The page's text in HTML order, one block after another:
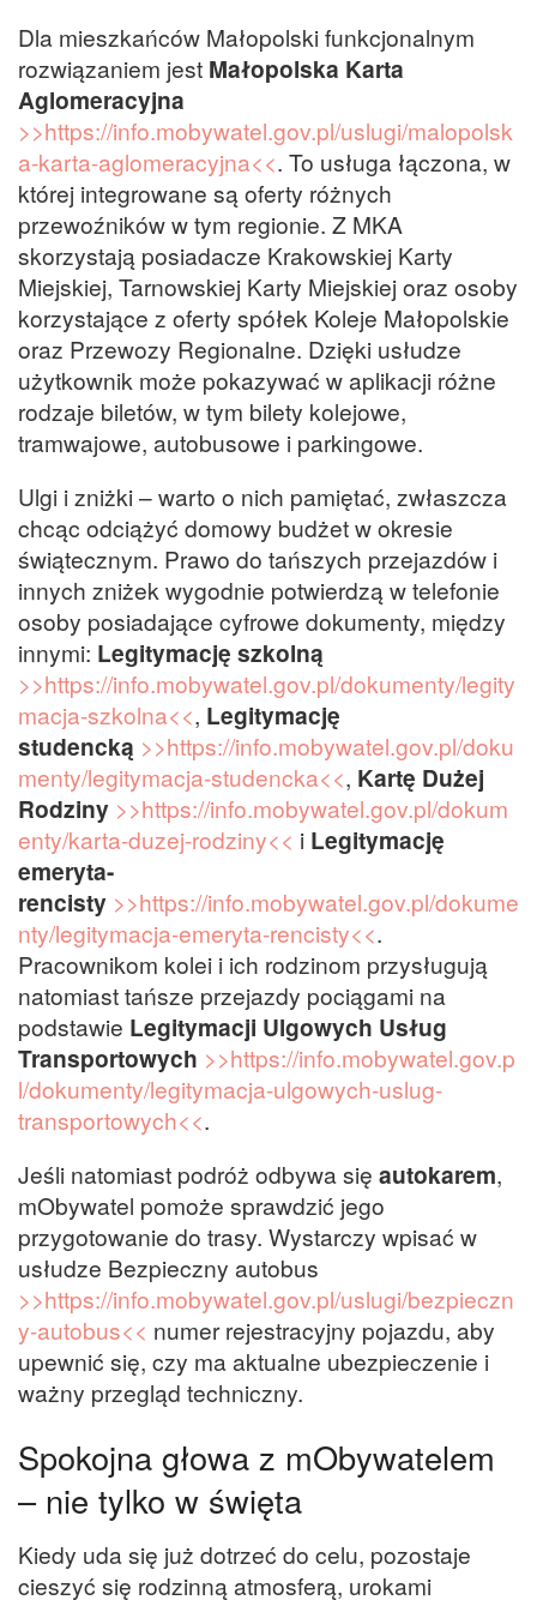
Dla mieszkańców Małopolski funkcjonalnym
rozwiązaniem jest Małopolska Karta
Aglomeracyjna
>>https://info.mobywatel.gov.pl/uslugi/malopolsk
a-karta-aglomeracyjna<<. To usługa łączona, w
której integrowane są oferty różnych
przewoźników w tym regionie. Z MKA
skorzystają posiadacze Krakowskiej Karty
Miejskiej, Tarnowskiej Karty Miejskiej oraz osoby
korzystające z oferty spółek Koleje Małopolskie
oraz Przewozy Regionalne. Dzięki usłudze
użytkownik może pokazywać w aplikacji różne
rodzaje biletów, w tym bilety kolejowe,
tramwajowe, autobusowe i parkingowe.
Ulgi i zniżki – warto o nich pamiętać, zwłaszcza
chcąc odciążyć domowy budżet w okresie
świątecznym. Prawo do tańszych przejazdów i
innych zniżek wygodnie potwierdzą w telefonie
osoby posiadające cyfrowe dokumenty, między
innymi: Legitymację szkolną
>>https://info.mobywatel.gov.pl/dokumenty/legity
macja-szkolna<<, Legitymację
studencką >>https://info.mobywatel.gov.pl/doku
menty/legitymacja-studencka<<, Kartę Dużej
Rodziny >>https://info.mobywatel.gov.pl/dokum
enty/karta-duzej-rodziny<< i Legitymację
emeryta-
rencisty >>https://info.mobywatel.gov.pl/dokume
nty/legitymacja-emeryta-rencisty<<.
Pracownikom kolei i ich rodzinom przysługują
natomiast tańsze przejazdy pociągami na
podstawie Legitymacji Ulgowych Usług
Transportowych >>https://info.mobywatel.gov.p
l/dokumenty/legitymacja-ulgowych-uslug-
transportowych<<.
Jeśli natomiast podróż odbywa się autokarem,
mObywatel pomoże sprawdzić jego
przygotowanie do trasy. Wystarczy wpisać w
usłudze Bezpieczny autobus
>>https://info.mobywatel.gov.pl/uslugi/bezpieczn
y-autobus<< numer rejestracyjny pojazdu, aby
upewnić się, czy ma aktualne ubezpieczenie i
ważny przegląd techniczny.
Spokojna głowa z mObywatelem
– nie tylko w święta
Kiedy uda się już dotrzeć do celu, pozostaje
cieszyć się rodzinną atmosferą, urokami